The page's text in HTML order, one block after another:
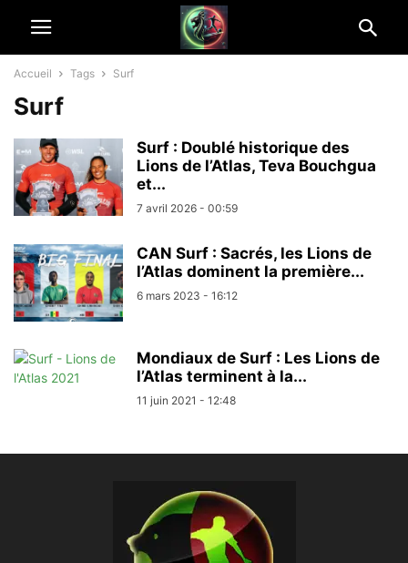
Accueil Tags Surf
Surf
Surf : Doublé historique des
Lions de l’Atlas, Teva Bouchgua
et...
7 avril 2026 - 00:59
CAN Surf : Sacrés, les Lions de
l’Atlas dominent la première...
6 mars 2023 - 16:12
Mondiaux de Surf : Les Lions de
l’Atlas terminent à la...
11 juin 2021 - 12:48